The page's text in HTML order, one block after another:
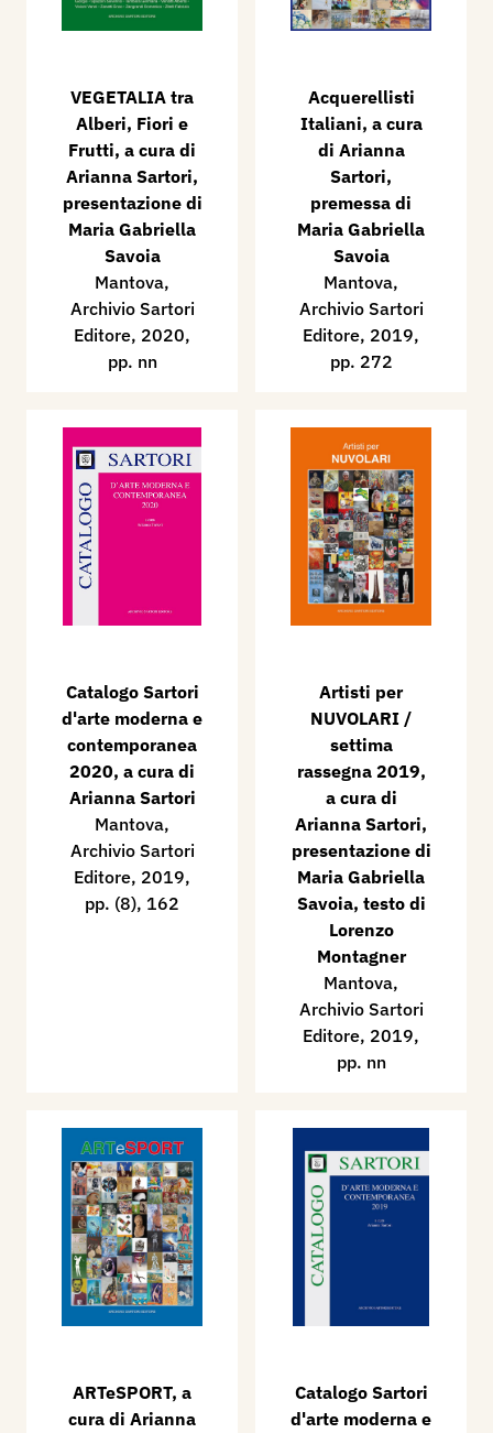
VEGETALIA tra
Alberi, Fiori e
Frutti, a cura di
Arianna Sartori,
presentazione di
Maria Gabriella
Savoia
Mantova,
Archivio Sartori
Editore, 2020,
pp. nn
Acquerellisti
Italiani, a cura
di Arianna
Sartori,
premessa di
Maria Gabriella
Savoia
Mantova,
Archivio Sartori
Editore, 2019,
pp. 272
Catalogo Sartori
d'arte moderna e
contemporanea
2020, a cura di
Arianna Sartori
Mantova,
Archivio Sartori
Editore, 2019,
pp. (8), 162
Artisti per
NUVOLARI /
settima
rassegna 2019,
a cura di
Arianna Sartori,
presentazione di
Maria Gabriella
Savoia, testo di
Lorenzo
Montagner
Mantova,
Archivio Sartori
Editore, 2019,
pp. nn
ARTeSPORT, a
cura di Arianna
Catalogo Sartori
d'arte moderna e